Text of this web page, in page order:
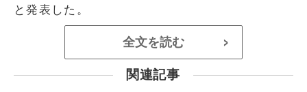
と発表した。
全文を読む >
関連記事